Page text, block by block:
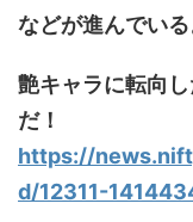
などが進んでいる
艶キャラに転向
だ！
https://
d/12311-